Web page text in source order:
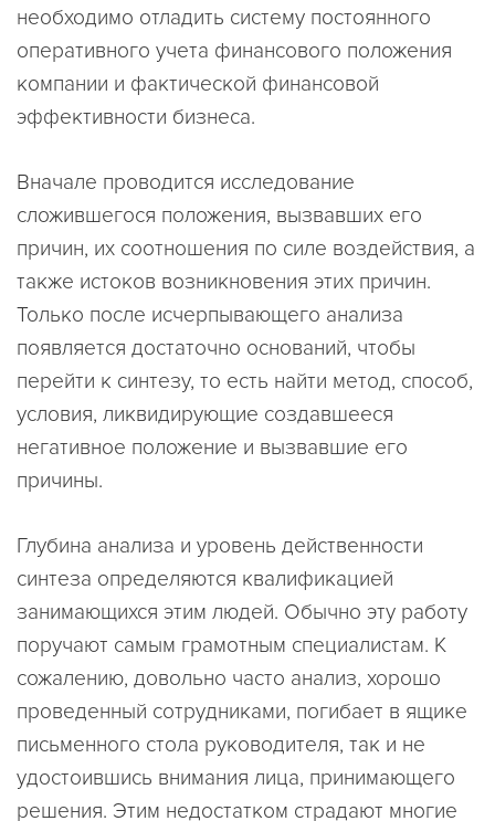
необходимо отладить систему постоянного
оперативного учета финансового положения
компании и фактической финансовой
эффективности бизнеса.
Вначале проводится исследование
сложившегося положения, вызвавших его
причин, их соотношения по силе воздействия, а
также истоков возникновения этих причин.
Только после исчерпывающего анализа
появляется достаточно оснований, чтобы
перейти к синтезу, то есть найти метод, способ,
условия, ликвидирующие создавшееся
негативное положение и вызвавшие его
причины.
Глубина анализа и уровень действенности
синтеза определяются квалификацией
занимающихся этим людей. Обычно эту работу
поручают самым грамотным специалистам. К
сожалению, довольно часто анализ, хорошо
проведенный сотрудниками, погибает в ящике
письменного стола руководителя, так и не
удостоившись внимания лица, принимающего
решения. Этим недостатком страдают многие